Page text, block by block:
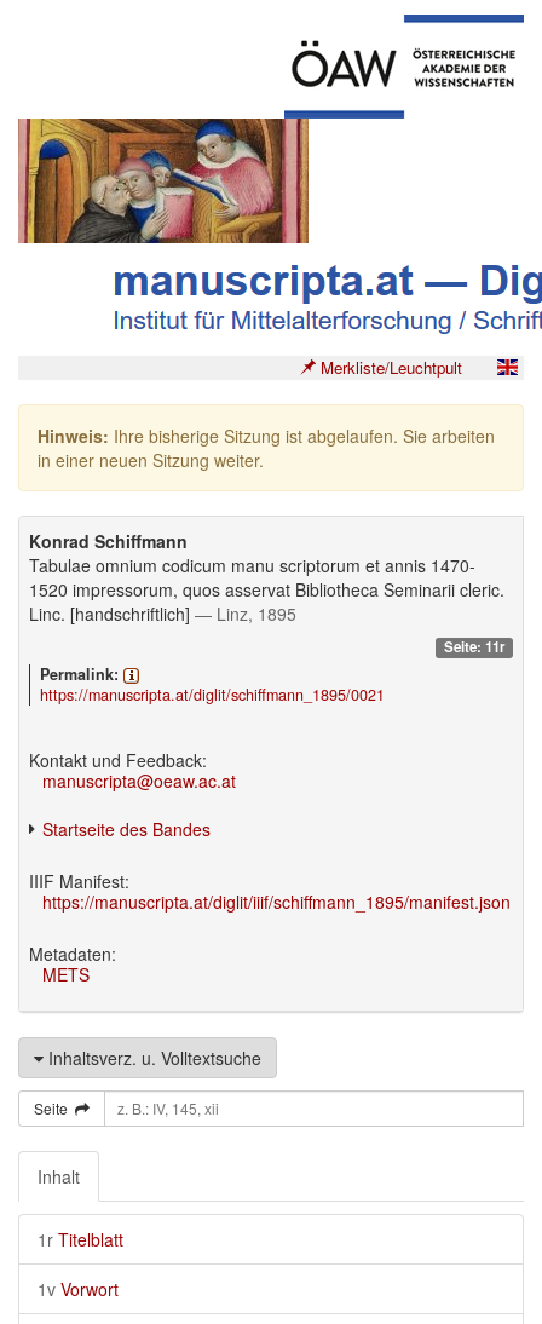
Merkliste/Leuchtpult
Hinweis: Ihre bisherige Sitzung ist abgelaufen. Sie arbeiten
in einer neuen Sitzung weiter.
Konrad Schiffmann
Tabulae omnium codicum manu scriptorum et annis 1470-
1520 impressorum, quos asservat Bibliotheca Seminarii cleric.
Linc. [handschriftlich] — Linz, 1895
Seite: 11r
Permalink:
https://manuscripta.at/diglit/schiffmann_1895/0021
Kontakt und Feedback:
manuscripta@oeaw.ac.at
Startseite des Bandes
IIIF Manifest:
https://manuscripta.at/diglit/iiif/schiffmann_1895/manifest.json
Metadaten:
METS
Inhaltsverz. u. Volltextsuche
Seite
Inhalt
1r Titelblatt
1v Vorwort